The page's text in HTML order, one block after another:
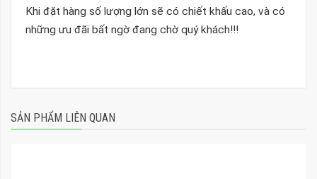
Khi đặt hàng số lượng lớn sẽ có chiết khấu cao, và có
những ưu đãi bất ngờ đang chờ quý khách!!!
SẢN PHẨM LIÊN QUAN